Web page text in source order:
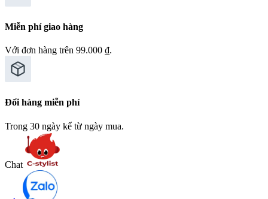
Miễn phí giao hàng
Với đơn hàng trên 99.000 ₫.
Đổi hàng miễn phí
Trong 30 ngày kể từ ngày mua.
Chat